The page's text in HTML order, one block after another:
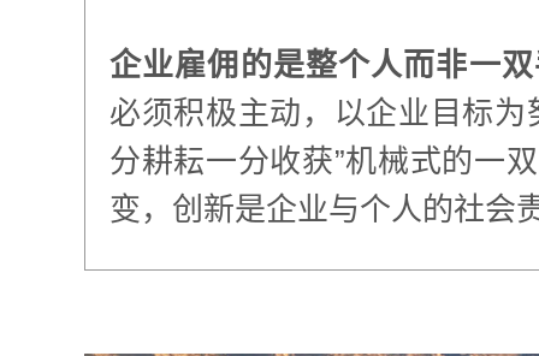
企业雇佣的是整个人而非一
必须积极主动，以企业目标为
分耕耘一分收获”机械式的一
变，创新是企业与个人的社会